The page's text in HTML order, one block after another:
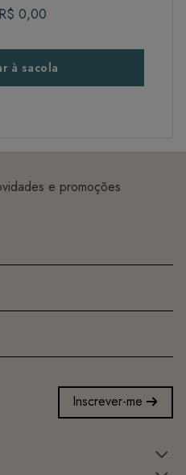
R$ 0,00
à sacola
e promoções
Inscrever-me